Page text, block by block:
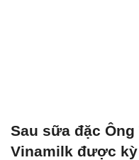
Sau sữa đặc
Vinamilk được